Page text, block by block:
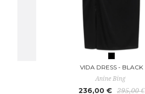
VIDA DRESS - BLACK
Anine Bing
236,00 € 295,00 €